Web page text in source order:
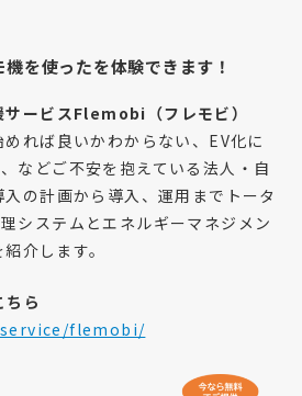
を使ったを体験できます！
サービスFlemobi（フレモビ）
れば良いかわからない、EV化に
などご不安を抱えている法人・自
の計画から導入、運用までトータ
システムとエネルギーマネジメン
介します。
ら
flemobi/